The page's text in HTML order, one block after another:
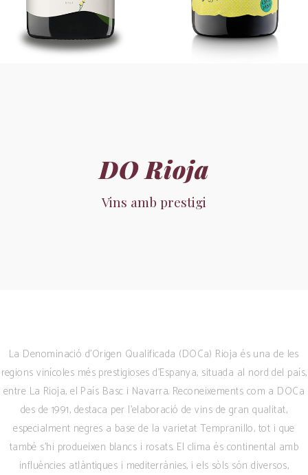
DO Rioja
Vins amb prestigi
La Denominació d’Origen Qualificada (DOCa) Rioja és una de les
regions vinícoles més prestigioses d’Espanya, situada al nord del país,
entre La Rioja, el País Basc i Navarra. Reconeixements com a DOCa
des de 1991, destaca per l’elaboració de vins de gran qualitat,
especialment negres a base de la varietat Tempranillo, tot i que
també s’hi produeixen blancs i rosats. El clima és continental amb
influències atlàntiques i mediterrànies, i els sòls són diversos,